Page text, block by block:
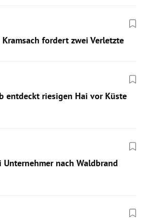
fordert zwei Verletzte
entdeckt riesigen Hai vor Küste
Unternehmer nach Waldbrand